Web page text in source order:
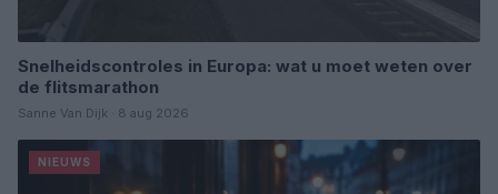
Snelheidscontroles in Europa: wat u moet weten over
de flitsmarathon
Sanne Van Dijk · 8 aug 2026
NIEUWS